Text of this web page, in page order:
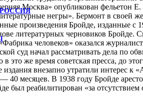
Москва» опубликован фельетон
негры». Бермонт в своей
произведения Бройде, изданные
литературных черновиков Бройде.
человеков» оказался
суд начал рассматривать дела по
это же время советская пресса, до
издания внезапно утратили интерес
40 месяцев. В 1938 году Бройде
был реабилитирован «за отсутствием